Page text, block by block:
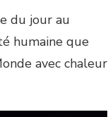
du jour au
humaine que
avec chaleur